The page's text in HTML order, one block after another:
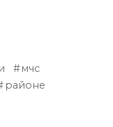
мчс
районе